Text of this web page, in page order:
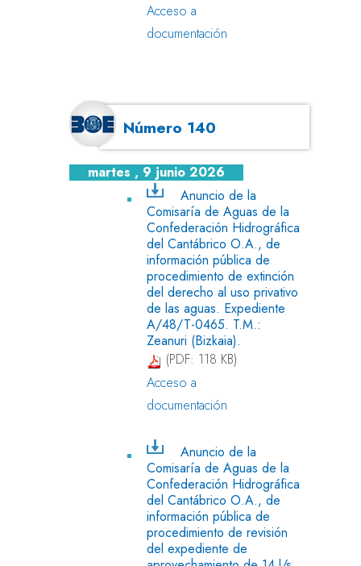
Acceso a
documentación
Número 140
martes , 9 junio 2026
Anuncio de la
Comisaría de Aguas de la
Confederación Hidrográfica
del Cantábrico O.A., de
información pública de
procedimiento de extinción
del derecho al uso privativo
de las aguas. Expediente
A/48/T-0465. T.M.:
Zeanuri (Bizkaia).
(PDF: 118 KB)
Acceso a
documentación
Anuncio de la
Comisaría de Aguas de la
Confederación Hidrográfica
del Cantábrico O.A., de
información pública de
procedimiento de revisión
del expediente de